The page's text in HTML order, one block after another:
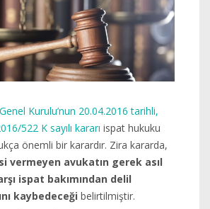
Kurulu’nun 20.04.2016 tarihli,
522 K sayılı kararı ispat hukuku
önemli bir karardır. Zira kararda,
vermeyen avukatın gerek asıl
ispat bakımından delil
kaybedeceği belirtilmiştir.